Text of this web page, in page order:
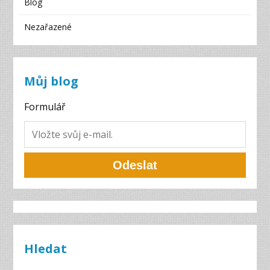
Nezařazené
Můj blog
Formulář
Odeslat
Hledat